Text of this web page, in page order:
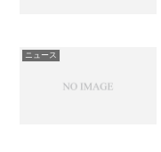
ニュース